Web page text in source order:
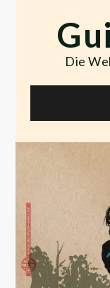
content
Die